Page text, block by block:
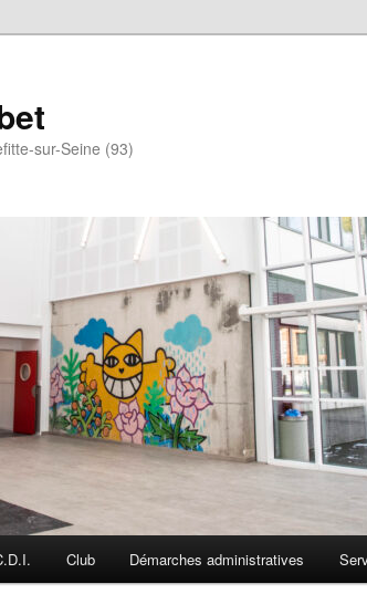
sur-Seine (93)
Club Démarches administratives